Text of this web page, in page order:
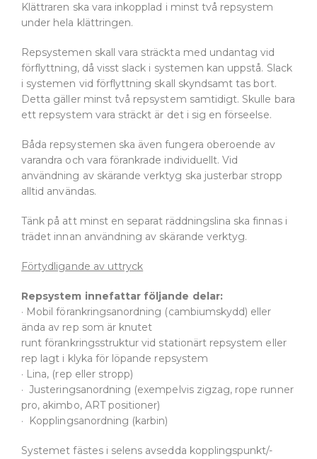
Klättraren ska vara inkopplad i minst två repsystem
under hela klättringen.
Repsystemen skall vara sträckta med undantag vid
förflyttning, då visst slack i systemen kan uppstå. Slack
i systemen vid förflyttning skall skyndsamt tas bort.
Detta gäller minst två repsystem samtidigt. Skulle bara
ett repsystem vara sträckt är det i sig en förseelse.
Båda repsystemen ska även fungera oberoende av
varandra och vara förankrade individuellt. Vid
användning av skärande verktyg ska justerbar stropp
alltid användas.
Tänk på att minst en separat räddningslina ska finnas i
trädet innan användning av skärande verktyg.
Förtydligande av uttryck
Repsystem innefattar följande delar:
· Mobil förankringsanordning (cambiumskydd) eller
ända av rep som är knutet
runt förankringsstruktur vid stationärt repsystem eller
rep lagt i klyka för löpande repsystem
· Lina, (rep eller stropp)
· Justeringsanordning (exempelvis zigzag, rope runner
pro, akimbo, ART positioner)
· Kopplingsanordning (karbin)
Systemet fästes i selens avsedda kopplingspunkt/-